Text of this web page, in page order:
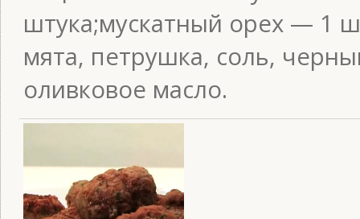
штука;мускатный орех — 1
мята, петрушка, соль,
оливковое масло.